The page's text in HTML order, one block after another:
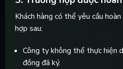
Khách hàng có thể yêu cầu
hợp sau:
Công ty không thể thực hiện
đồng đã ký.